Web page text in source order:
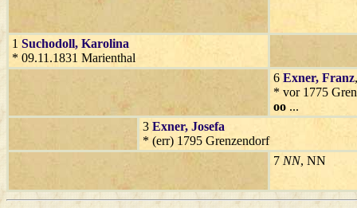
1 Suchodoll, Karolina
* 09.11.1831 Marienthal
6 Exner, Franz
* vor 1775
oo ...
3 Exner, Josefa
* (err) 1795 Grenzendorf
7 NN, NN